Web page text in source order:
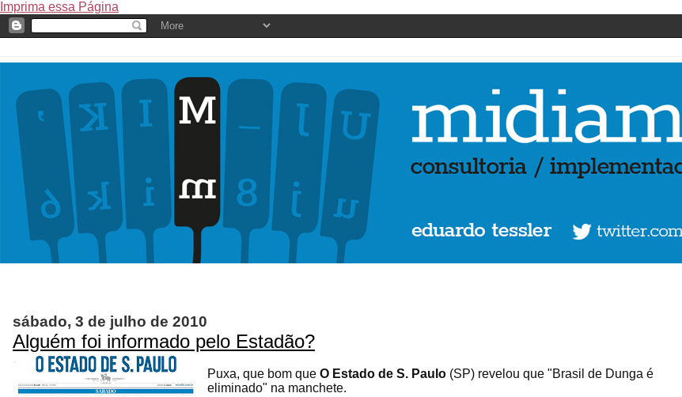
Imprima essa Página
sábado, 3 de julho de 2010
Alguém foi informado pelo Estadão?
Puxa, que bom que O Estado de S. Paulo (SP) revelou que "Brasil de Dunga é
eliminado" na manchete.